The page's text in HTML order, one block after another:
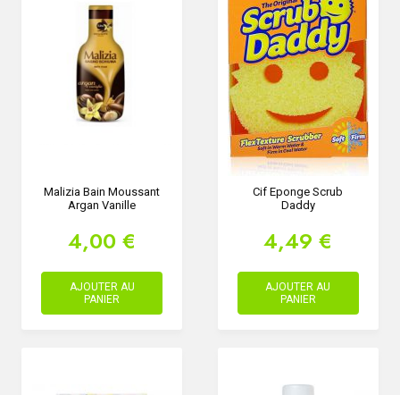
Malizia Bain Moussant
Argan Vanille
4,00 €
AJOUTER AU
PANIER
Cif Eponge Scrub
Daddy
4,49 €
AJOUTER AU
PANIER